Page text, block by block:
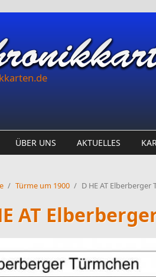
ÜBER UNS AKTUELLES
/ Türme um 1900 / D HE AT Elberberger
AT